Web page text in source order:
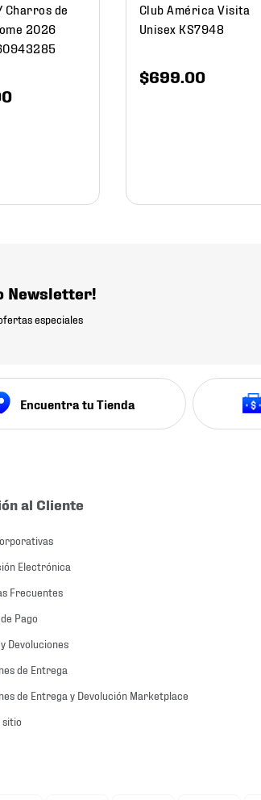
Charros de
2026
Club América Visita
Unisex KS7948
$699.00
Newsletter!
especiales
Encuentra tu Tienda
al Cliente
Electrónica
Frecuentes
Pago
Devoluciones
de Entrega
de Entrega y Devolución Marketplace
sitio